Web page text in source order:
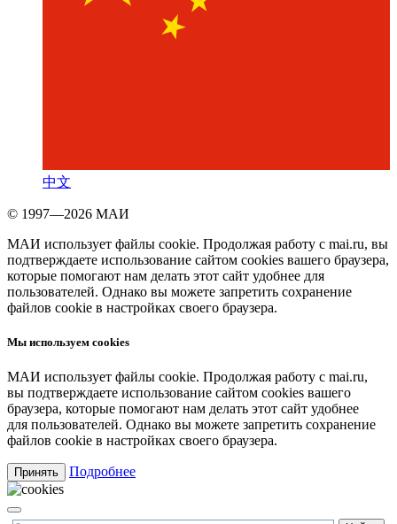
中文
© 1997—2026 МАИ
МАИ использует файлы cookie. Продолжая работу с mai.ru, вы
подтверждаете использование сайтом cookies вашего браузера,
которые помогают нам делать этот сайт удобнее для
пользователей. Однако вы можете запретить сохранение
файлов cookie в настройках своего браузера.
Мы используем cookies
МАИ использует файлы cookie. Продолжая работу с mai.ru,
вы подтверждаете использование сайтом cookies вашего
браузера, которые помогают нам делать этот сайт удобнее
для пользователей. Однако вы можете запретить сохранение
файлов cookie в настройках своего браузера.
Принять Подробнее